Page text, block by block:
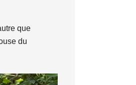
que
du